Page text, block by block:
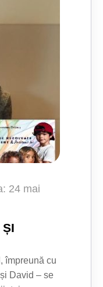
24 mai
ȘI
împreună cu
David – se